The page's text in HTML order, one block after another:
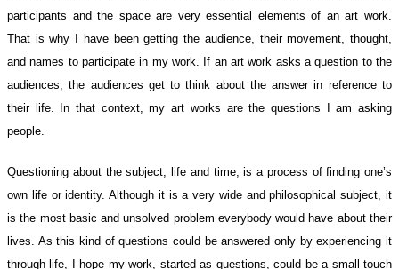
participants and the space are very essential elements of an art work.
That is why I have been getting the audience, their movement, thought,
and names to participate in my work. If an art work asks a question to the
audiences, the audiences get to think about the answer in reference to
their life. In that context, my art works are the questions I am asking
people.
Questioning about the subject, life and time, is a process of finding one’s
own life or identity. Although it is a very wide and philosophical subject, it
is the most basic and unsolved problem everybody would have about their
lives. As this kind of questions could be answered only by experiencing it
through life, I hope my work, started as questions, could be a small touch